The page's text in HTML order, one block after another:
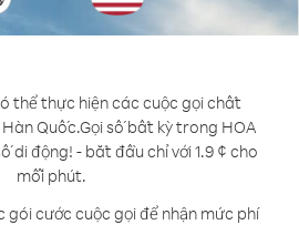
thể thực hiện các cuộc gọi chất
Quốc.Gọi số bất kỳ trong HOA
di động! - bắt đầu chỉ với 1.9 ¢ cho
mỗi phút.
gói cước cuộc gọi để nhận mức phí